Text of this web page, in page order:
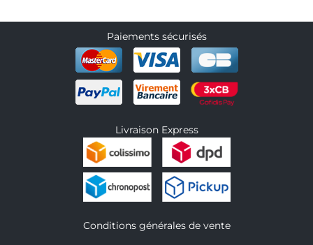
Paiements sécurisés
Livraison Express
Conditions générales de vente